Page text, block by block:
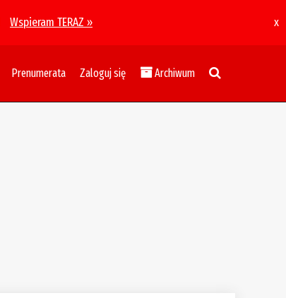
Wspieram TERAZ » x
Prenumerata Zaloguj się Archiwum